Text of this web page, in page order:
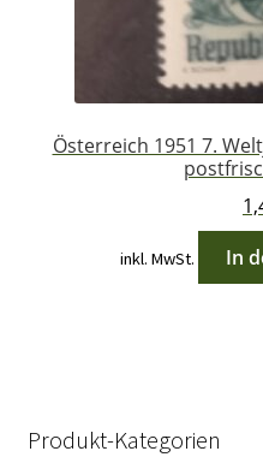
Österreich 1951 7.
inkl. MwSt. In
Produkt-Kategorien